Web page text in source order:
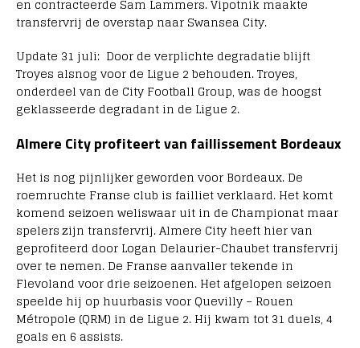
en contracteerde Sam Lammers. Vipotnik maakte
transfervrij de overstap naar Swansea City.
Update 31 juli: Door de verplichte degradatie blijft
Troyes alsnog voor de Ligue 2 behouden. Troyes,
onderdeel van de City Football Group, was de hoogst
geklasseerde degradant in de Ligue 2.
Almere City profiteert van faillissement Bordeaux
Het is nog pijnlijker geworden voor Bordeaux. De
roemruchte Franse club is failliet verklaard. Het komt
komend seizoen weliswaar uit in de Championat maar
spelers zijn transfervrij. Almere City heeft hier van
geprofiteerd door Logan Delaurier-Chaubet transfervrij
over te nemen. De Franse aanvaller tekende in
Flevoland voor drie seizoenen. Het afgelopen seizoen
speelde hij op huurbasis voor Quevilly – Rouen
Métropole (QRM) in de Ligue 2. Hij kwam tot 31 duels, 4
goals en 6 assists.